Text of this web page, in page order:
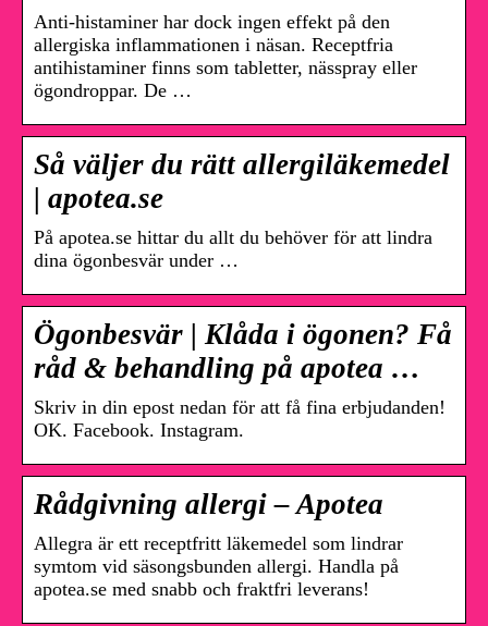
Anti-histaminer har dock ingen effekt på den
allergiska inflammationen i näsan. Receptfria
antihistaminer finns som tabletter, nässpray eller
ögondroppar. De …
Så väljer du rätt allergiläkemedel
| apotea.se
På apotea.se hittar du allt du behöver för att lindra
dina ögonbesvär under …
Ögonbesvär | Klåda i ögonen? Få
råd & behandling på apotea …
Skriv in din epost nedan för att få fina erbjudanden!
OK. Facebook. Instagram.
Rådgivning allergi – Apotea
Allegra är ett receptfritt läkemedel som lindrar
symtom vid säsongsbunden allergi. Handla på
apotea.se med snabb och fraktfri leverans!